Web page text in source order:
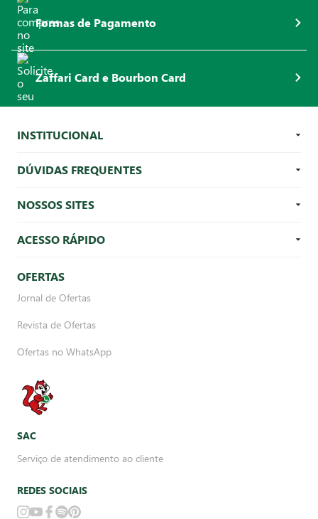
Formas de Pagamento
Zaffari Card e Bourbon Card
INSTITUCIONAL
DÚVIDAS FREQUENTES
NOSSOS SITES
ACESSO RÁPIDO
OFERTAS
Jornal de Ofertas
Revista de Ofertas
Ofertas no WhatsApp
SAC
Serviço de atendimento ao cliente
REDES SOCIAIS